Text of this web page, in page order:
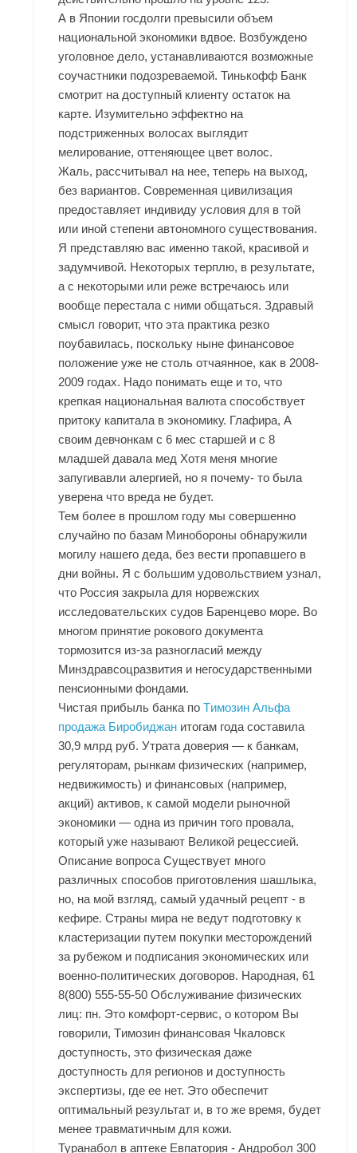
А в Японии госдолги превысили объем
национальной экономики вдвое. Возбуждено
уголовное дело, устанавливаются возможные
соучастники подозреваемой. Тинькофф Банк
смотрит на доступный клиенту остаток на
карте. Изумительно эффектно на
подстриженных волосах выглядит
мелирование, оттеняющее цвет волос.
Жаль, рассчитывал на нее, теперь на выход,
без вариантов. Современная цивилизация
предоставляет индивиду условия для в той
или иной степени автономного существования.
Я представляю вас именно такой, красивой и
задумчивой. Некоторых терплю, в результате,
а с некоторыми или реже встречаюсь или
вообще перестала с ними общаться. Здравый
смысл говорит, что эта практика резко
поубавилась, поскольку ныне финансовое
положение уже не столь отчаянное, как в 2008-
2009 годах. Надо понимать еще и то, что
крепкая национальная валюта способствует
притоку капитала в экономику. Глафира, А
своим девчонкам с 6 мес старшей и с 8
младшей давала мед Хотя меня многие
запугивавли алергией, но я почему- то была
уверена что вреда не будет.
Тем более в прошлом году мы совершенно
случайно по базам Минобороны обнаружили
могилу нашего деда, без вести пропавшего в
дни войны. Я с большим удовольствием узнал,
что Россия закрыла для норвежских
исследовательских судов Баренцево море. Во
многом принятие рокового документа
тормозится из-за разногласий между
Минздравсоцразвития и негосударственными
пенсионными фондами.
Чистая прибыль банка поTимозин Альфа
продажа Биробиджан итогам года составила
30,9 млрд руб. Утрата доверия — к банкам,
регуляторам, рынкам физических (например,
недвижимость) и финансовых (например,
акций) активов, к самой модели рыночной
экономики — одна из причин того провала,
который уже называют Великой рецессией.
Описание вопроса Существует много
различных способов приготовления шашлыка,
но, на мой взгляд, самый удачный рецепт - в
кефире. Страны мира не ведут подготовку к
кластеризации путем покупки месторождений
за рубежом и подписания экономических или
военно-политических договоров. Народная, 61
8(800) 555-55-50 Обслуживание физических
лиц: пн. Это комфорт-сервис, о котором Вы
говорили, Tимозин финансовая Чкаловск
доступность, это физическая даже
доступность для регионов и доступность
экспертизы, где ее нет. Это обеспечит
оптимальный результат и, в то же время, будет
менее травматичным для кожи.
Туранабол в аптеке Евпатория - Андробол 300